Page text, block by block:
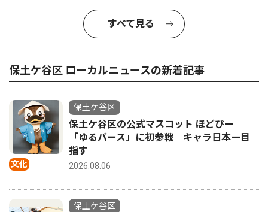
すべて見る
保土ケ谷区 ローカルニュースの新着記事
文化
保土ケ谷区
保土ケ谷区の公式マスコット ほどぴー
「ゆるバース」に初参戦 キャラ日本一目
指す
2026.08.06
保土ケ谷区